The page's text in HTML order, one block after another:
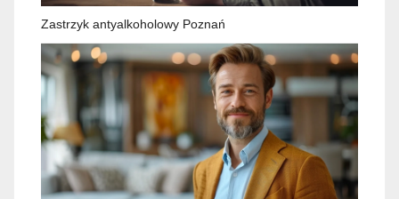
Zastrzyk antyalkoholowy Poznań